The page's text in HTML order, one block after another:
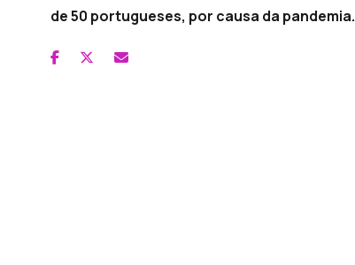
de 50 portugueses, por causa da pandemia.